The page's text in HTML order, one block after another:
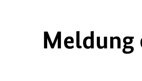
Meldung